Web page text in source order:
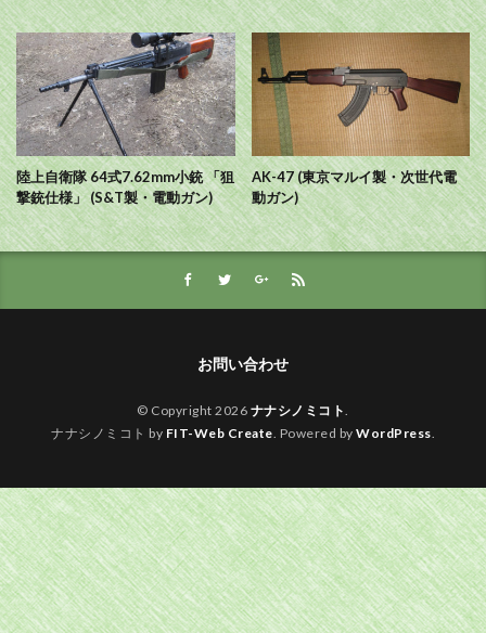
陸上自衛隊 64式7.62mm小銃 「狙
撃銃仕様」 (S&T製・電動ガン)
AK-47 (東京マルイ製・次世代電
動ガン)
お問い合わせ
© Copyright 2026 ナナシノミコト
ナナシノミコト by FIT-Web Create . Powered by WordPress